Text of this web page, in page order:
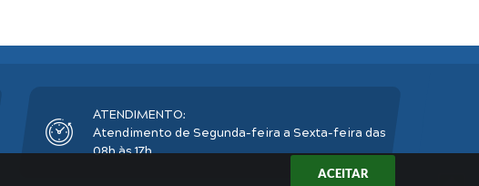
ACEITAR
ATENDIMENTO:
Atendimento de Segunda-feira a Sexta-feira das
08h às 17h